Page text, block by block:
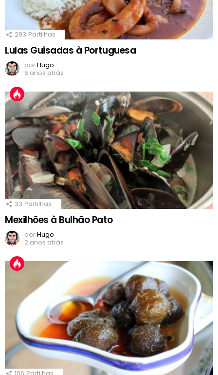
293 Partilhas
Lulas Guisadas à Portuguesa
porHugo
6 anos atrás
33 Partilhas
Mexilhões à Bulhão Pato
porHugo
2 anos atrás